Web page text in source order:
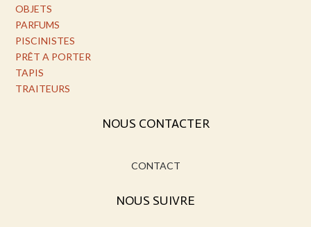
OBJETS
PARFUMS
PISCINISTES
PRÊT A PORTER
TAPIS
TRAITEURS
NOUS CONTACTER
CONTACT
NOUS SUIVRE